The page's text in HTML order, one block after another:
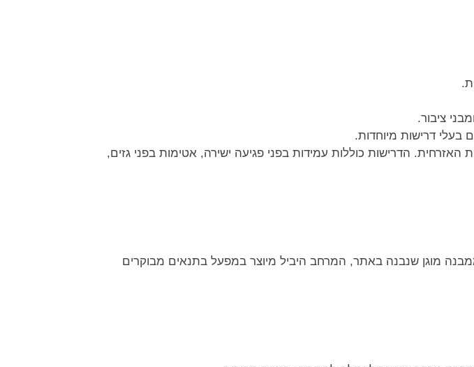
ציבור.
בעלי דרישות מיוחדות.
האזרחית. הדרישות כוללות עמידות בפני פגיעה ישירה, אטימות בפני גזים,
מוגן שנבנה באתר, המרחב היביל מיוצר במפעל בתנאים מבוקרים